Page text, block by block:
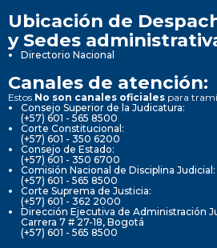
Ubicación de
y Sedes
Directorio Nacional
Canales de atención:
Estos No son canales oficiales para
Consejo Superior de la Judicatura:
(+57) 601 - 565 8500
Corte Constitucional:
(+57) 601 - 350 6200
Consejo de Estado:
(+57) 601 - 350 6700
Comisión Nacional de Disciplina Judicial:
(+57) 601 - 565 8500
Corte Suprema de Justicia:
(+57) 601 - 362 2000
Dirección Ejecutiva de Administración
Carrera 7 # 27-18, Bogotá
(+57) 601 - 565 8500